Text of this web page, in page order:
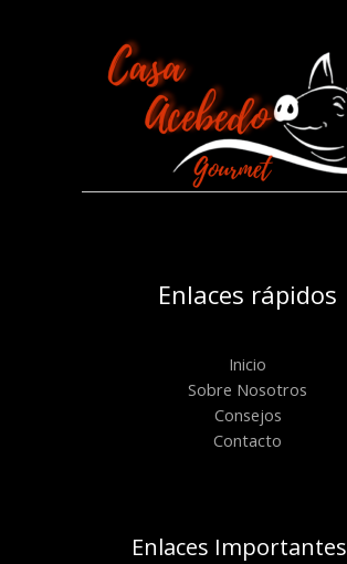
Enlaces rápidos
Inicio
Sobre Nosotros
Consejos
Contacto
Enlaces Importantes